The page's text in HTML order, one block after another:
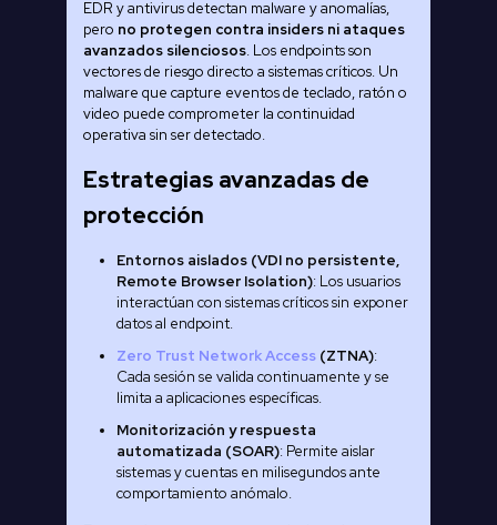
EDR y antivirus detectan malware y anomalías,
pero no protegen contra insiders ni ataques
avanzados silenciosos. Los endpoints son
vectores de riesgo directo a sistemas críticos. Un
malware que capture eventos de teclado, ratón o
video puede comprometer la continuidad
operativa sin ser detectado.
Estrategias avanzadas de
protección
Entornos aislados (VDI no persistente,
Remote Browser Isolation): Los usuarios
interactúan con sistemas críticos sin exponer
datos al endpoint.
Zero Trust Network Access (ZTNA):
Cada sesión se valida continuamente y se
limita a aplicaciones específicas.
Monitorización y respuesta
automatizada (SOAR): Permite aislar
sistemas y cuentas en milisegundos ante
comportamiento anómalo.